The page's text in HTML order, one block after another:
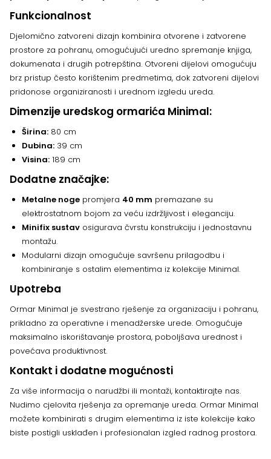
Funkcionalnost
Djelomično zatvoreni dizajn kombinira otvorene i zatvorene
prostore za pohranu, omogućujući uredno spremanje knjiga,
dokumenata i drugih potrepština. Otvoreni dijelovi omogućuju
brz pristup često korištenim predmetima, dok zatvoreni dijelovi
pridonose organiziranosti i urednom izgledu ureda.
Dimenzije uredskog ormarića Minimal:
Širina: 80 cm
Dubina: 39 cm
Visina: 189 cm
Dodatne značajke:
Metalne noge promjera 40 mm premazane su
elektrostatnom bojom za veću izdržljivost i eleganciju.
Minifix sustav osigurava čvrstu konstrukciju i jednostavnu
montažu.
Modularni dizajn omogućuje savršenu prilagodbu i
kombiniranje s ostalim elementima iz kolekcije Minimal.
Upotreba
Ormar Minimal je svestrano rješenje za organizaciju i pohranu,
prikladno za operativne i menadžerske urede. Omogućuje
maksimalno iskorištavanje prostora, poboljšava urednost i
povećava produktivnost.
Kontakt i dodatne mogućnosti
Za više informacija o narudžbi ili montaži, kontaktirajte nas.
Nudimo cjelovita rješenja za opremanje ureda. Ormar Minimal
možete kombinirati s drugim elementima iz iste kolekcije kako
biste postigli usklađen i profesionalan izgled radnog prostora.